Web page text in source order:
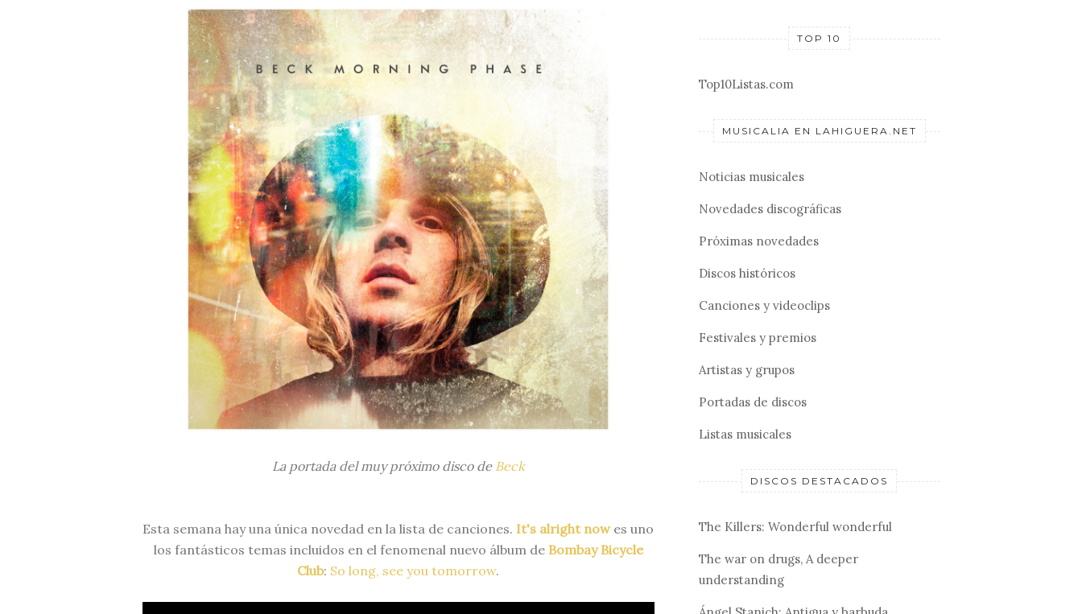
La portada del muy próximo disco de Beck
Esta semana hay una única novedad en la lista de canciones. It's alright nowes uno
los fantásticos temas incluidos en el fenomenal nuevo álbum de Bombay Bicycle
Club: So long, see you tomorrow.
TOP 10
Top10Listas.com
MUSICALIA EN LAHIGUERA.NET
Noticias musicales
Novedades discográficas
Próximas novedades
Discos históricos
Canciones y videoclips
Festivales y premios
Artistas y grupos
Portadas de discos
Listas musicales
DISCOS DESTACADOS
The Killers: Wonderful wonderful
The war on drugs, A deeper
understanding